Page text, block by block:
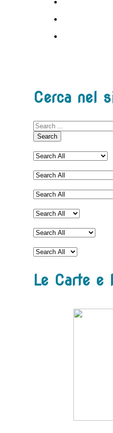
Cerca nel
Search
Le Carte e